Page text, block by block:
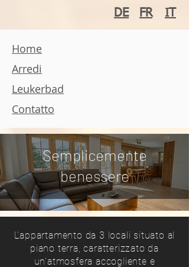
DE FR IT
L’appartamento da 3 locali situato al
piano terra, caratterizzato da
un’atmosfera accogliente e
Semplicemente
benessere
Contatto
Leukerbad
Arredi
Home